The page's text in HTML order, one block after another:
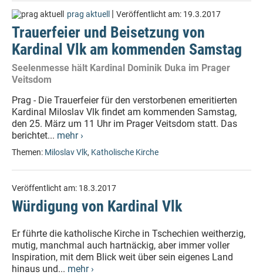
prag aktuell | Veröffentlicht am: 19.3.2017
Trauerfeier und Beisetzung von
Kardinal Vlk am kommenden Samstag
Seelenmesse hält Kardinal Dominik Duka im Prager
Veitsdom
Prag - Die Trauerfeier für den verstorbenen emeritierten
Kardinal Miloslav Vlk findet am kommenden Samstag,
den 25. März um 11 Uhr im Prager Veitsdom statt. Das
berichtet... mehr ›
Themen: Miloslav Vlk, Katholische Kirche
Veröffentlicht am: 18.3.2017
Würdigung von Kardinal Vlk
Er führte die katholische Kirche in Tschechien weitherzig,
mutig, manchmal auch hartnäckig, aber immer voller
Inspiration, mit dem Blick weit über sein eigenes Land
hinaus und... mehr ›